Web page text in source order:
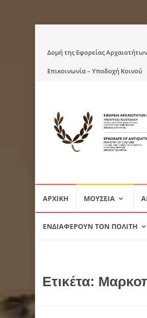
Skip
to
Δομή της Εφορείας
Επικοινωνία – Υποδοχή Κοινού
content
ΑΡΧΙΚΉ ΜΟΥΣΕΊΑ
ΕΝΔΙΑΦΈΡΟΥΝ ΤΟΝ ΠΟΛΊΤΗ
Ετικέτα: